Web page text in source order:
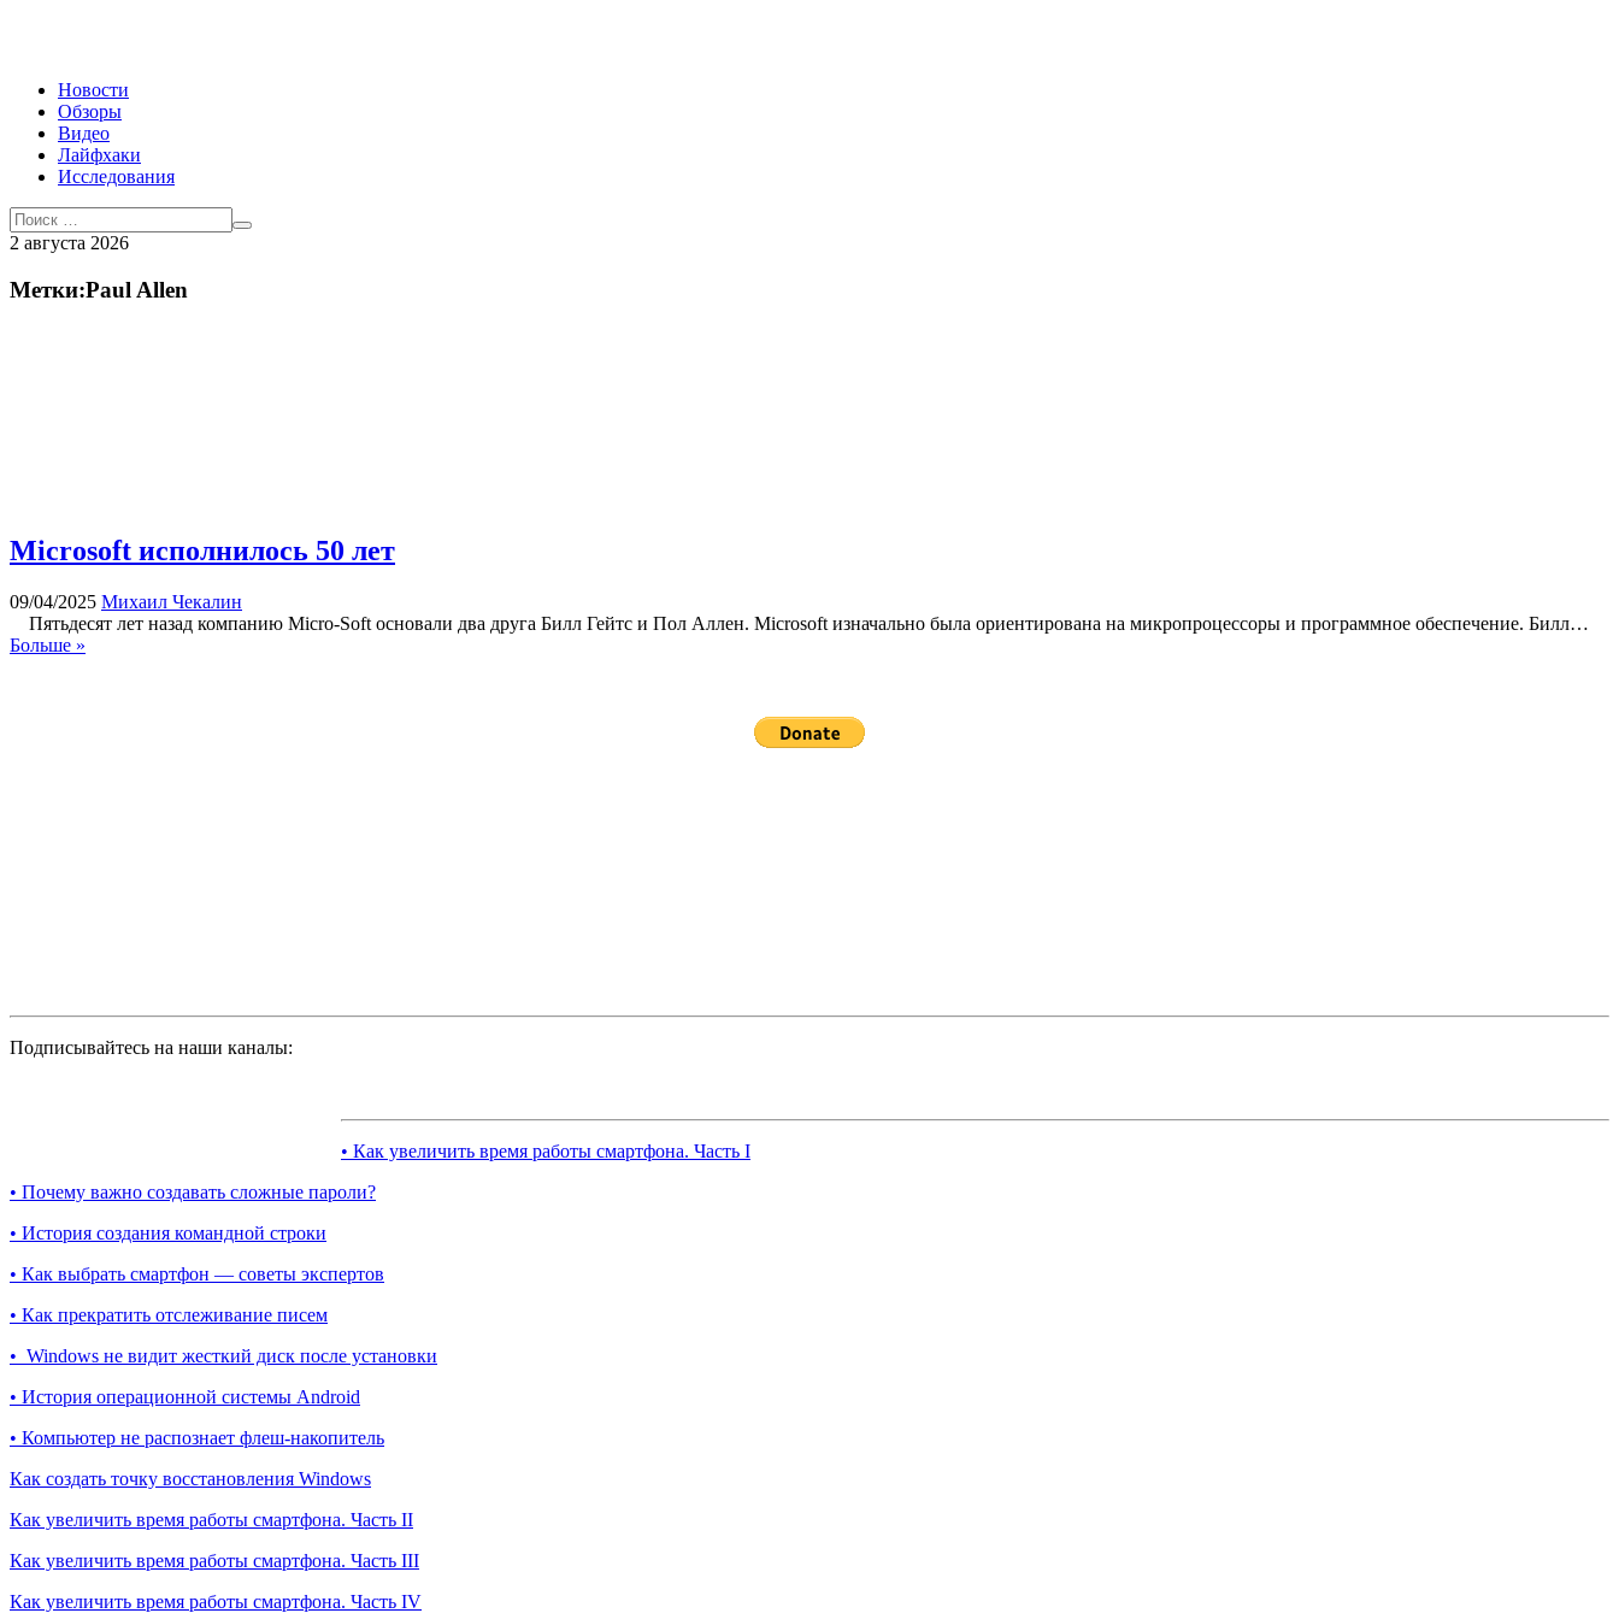
Новости
Обзоры
Видео
Лайфхаки
Исследования
2 августа 2026
Метки:Paul Allen
Microsoft исполнилось 50 лет
09/04/2025 Михаил Чекалин
Пятьдесят лет назад компанию Micro-Soft основали два друга Билл Гейтс и Пол Аллен. Microsoft изначально была ориентирована на микропроцессоры и программное обеспечение. Билл…
Больше »
Подписывайтесь на наши каналы:
• Как увеличить время работы смартфона. Часть I
• Почему важно создавать сложные пароли?
• История создания командной строки
• Как выбрать смартфон — советы экспертов
• Как прекратить отслеживание писем
• Windows не видит жесткий диск после установки
• История операционной системы Android
• Компьютер не распознает флеш-накопитель
Как создать точку восстановления Windows
Как увеличить время работы смартфона. Часть II
Как увеличить время работы смартфона. Часть III
Как увеличить время работы смартфона. Часть IV